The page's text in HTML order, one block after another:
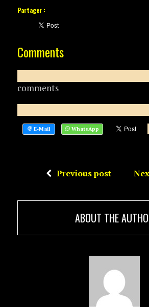
Partager :
Comments
comments
Previous post
ABOUT THE